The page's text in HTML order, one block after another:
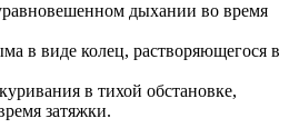
дыхании во время
в виде колец, растворяющегося в
в тихой обстановке,
затяжки.